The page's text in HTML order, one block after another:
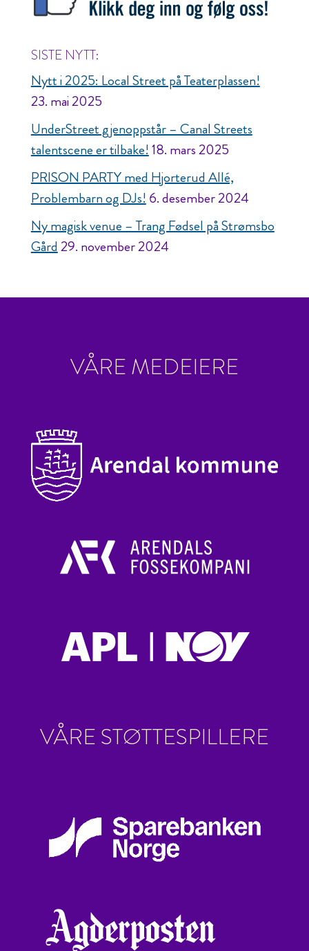
SISTE NYTT:
Nytt i 2025: Local Street på Teaterplassen!
23. mai 2025
UnderStreet gjenoppstår – Canal Streets
talentscene er tilbake!18. mars 2025
PRISON PARTY med Hjorterud Allé,
Problembarn og DJs! 6. desember 2024
Ny magisk venue – Trang Fødsel på Strømsbo
Gård29. november 2024
VÅRE MEDEIERE
VÅRE STØTTESPILLERE